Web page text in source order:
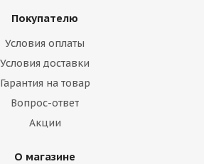
Покупателю
Условия оплаты
Условия доставки
Гарантия на товар
Вопрос-ответ
Акции
О магазине